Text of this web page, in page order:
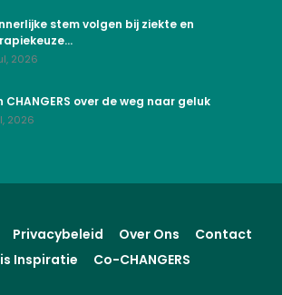
stem volgen bij ziekte en
2026
CHANGERS over de weg naar geluk
2026
Privacybeleid Over Ons
Contact
Inspiratie
Co-CHANGERS